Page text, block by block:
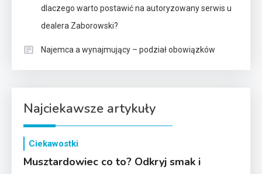
dlaczego warto postawić na autoryzowany serwis u
dealera Zaborowski?
Najemca a wynajmujący – podział obowiązków
Najciekawsze artykuły
Ciekawostki
Musztardowiec co to? Odkryj smak i